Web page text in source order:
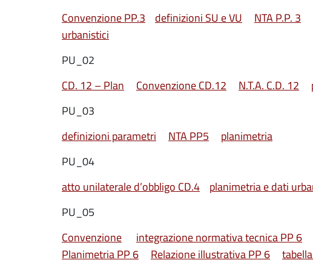
Convenzione PP.3
definizioni SU e VU NTA P.P. 3
urbanistici
PU_02
CD. 12 – Plan
Convenzione CD.12 N.T.A. C.D. 12
PU_03
definizioni parametri
NTA PP5
planimetria
PU_04
atto unilaterale d’obbligo CD.4
planimetria e dati
PU_05
Convenzione
integrazione normativa tecnica PP 6
Planimetria PP 6
Relazione illustrativa PP 6